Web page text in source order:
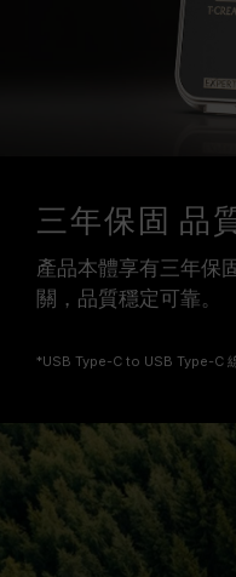
三年保固 品
產品本體享有三年保
關，品質穩定可靠。
*USB Type-C to USB Type-C